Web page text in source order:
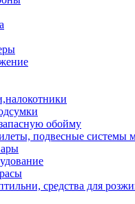
обойму
подвесные системы
средства для